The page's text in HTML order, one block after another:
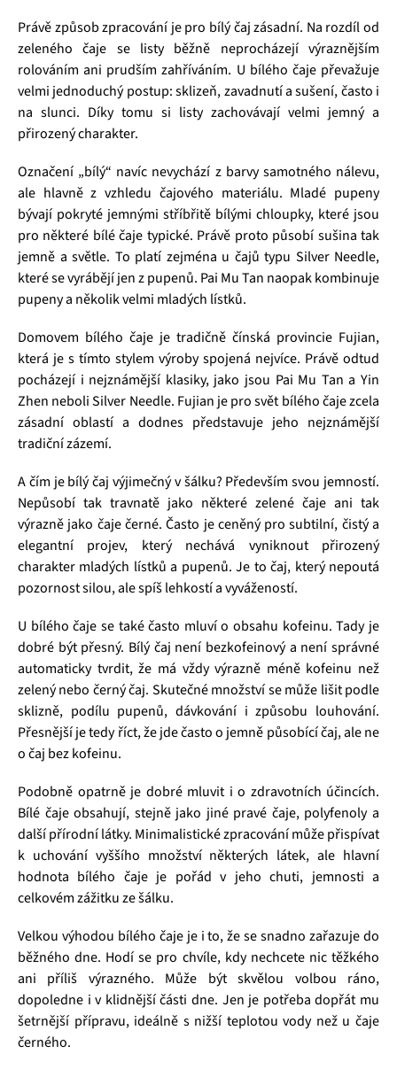
Právě způsob zpracování je pro bílý čaj zásadní. Na rozdíl od
zeleného čaje se listy běžně neprocházejí výraznějším
rolováním ani prudším zahříváním. U bílého čaje převažuje
velmi jednoduchý postup: sklizeň, zavadnutí a sušení, často i
na slunci. Díky tomu si listy zachovávají velmi jemný a
přirozený charakter.
Označení „bílý“ navíc nevychází z barvy samotného nálevu,
ale hlavně z vzhledu čajového materiálu. Mladé pupeny
bývají pokryté jemnými stříbřitě bílými chloupky, které jsou
pro některé bílé čaje typické. Právě proto působí sušina tak
jemně a světle. To platí zejména u čajů typu Silver Needle,
které se vyrábějí jen z pupenů. Pai Mu Tan naopak kombinuje
pupeny a několik velmi mladých lístků.
Domovem bílého čaje je tradičně čínská provincie Fujian,
která je s tímto stylem výroby spojená nejvíce. Právě odtud
pocházejí i nejznámější klasiky, jako jsou Pai Mu Tan a Yin
Zhen neboli Silver Needle. Fujian je pro svět bílého čaje zcela
zásadní oblastí a dodnes představuje jeho nejznámější
tradiční zázemí.
A čím je bílý čaj výjimečný v šálku? Především svou jemností.
Nepůsobí tak travnatě jako některé zelené čaje ani tak
výrazně jako čaje černé. Často je ceněný pro subtilní, čistý a
elegantní projev, který nechává vyniknout přirozený
charakter mladých lístků a pupenů. Je to čaj, který nepoutá
pozornost silou, ale spíš lehkostí a vyvážeností.
U bílého čaje se také často mluví o obsahu kofeinu. Tady je
dobré být přesný. Bílý čaj není bezkofeinový a není správné
automaticky tvrdit, že má vždy výrazně méně kofeinu než
zelený nebo černý čaj. Skutečné množství se může lišit podle
sklizně, podílu pupenů, dávkování i způsobu louhování.
Přesnější je tedy říct, že jde často o jemně působící čaj, ale ne
o čaj bez kofeinu.
Podobně opatrně je dobré mluvit i o zdravotních účincích.
Bílé čaje obsahují, stejně jako jiné pravé čaje, polyfenoly a
další přírodní látky. Minimalistické zpracování může přispívat
k uchování vyššího množství některých látek, ale hlavní
hodnota bílého čaje je pořád v jeho chuti, jemnosti a
celkovém zážitku ze šálku.
Velkou výhodou bílého čaje je i to, že se snadno zařazuje do
běžného dne. Hodí se pro chvíle, kdy nechcete nic těžkého
ani příliš výrazného. Může být skvělou volbou ráno,
dopoledne i v klidnější části dne. Jen je potřeba dopřát mu
šetrnější přípravu, ideálně s nižší teplotou vody než u čaje
černého.